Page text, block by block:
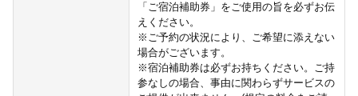
「ご宿泊補助券」をご使用の旨を必ずお伝
えください。
※ご予約の状況により、ご希望に添えない
場合がございます。
※宿泊補助券は必ずお持ちください。ご持
参なしの場合、事由に関わらずサービスの